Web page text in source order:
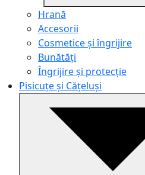
Hrană
Accesorii
Cosmetice și îngrijire
Bunătăți
Îngrijire și protecție
Pisicuțe și Cățeluși